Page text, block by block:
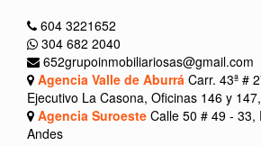
604 3221652
304 682 2040
652grupoinmobiliariosas@gmail.com
Agencia Valle de Aburrá Carr. 43ª #
Ejecutivo La Casona, Oficinas 146 y
Agencia Suroeste Calle 50 # 49 - 33,
Andes